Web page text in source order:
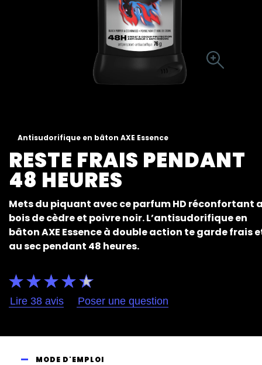
Antisudorifique en bâton AXE Essence
RESTE FRAIS PENDANT
48 HEURES
Mets du piquant avec ce parfum HD réconfortant
bois de cèdre et poivre noir. L’antisudorifique en
bâton AXE Essence à double action te garde frais
au sec pendant 48 heures.
La
moyenne
ce
Antisudorifique
Lire 38 avis Poser une question
MODE D'EMPLOI